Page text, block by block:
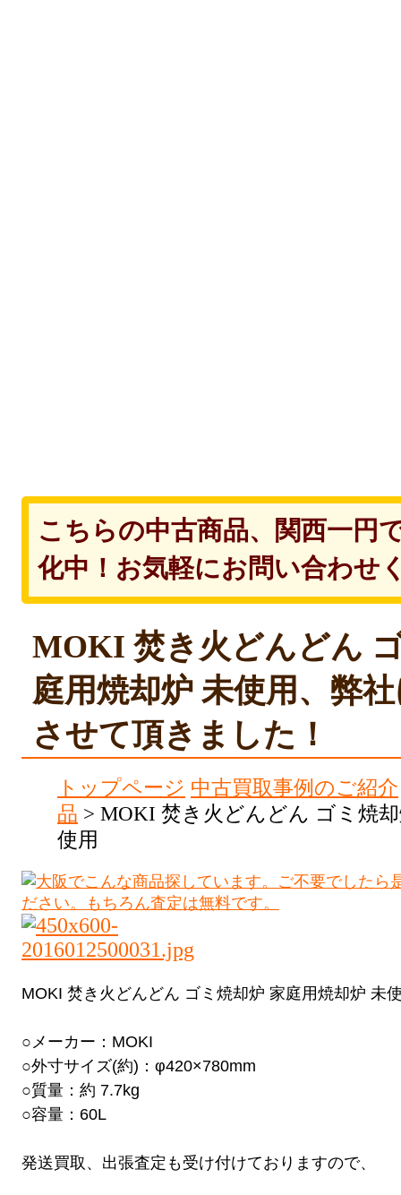
こちらの中古商品、関西一円
化中！お気軽にお問い合わせ
MOKI 焚き火どんどん
庭用焼却炉 未使用、弊
させて頂きました！
トップページ 中古買取事例のご紹介
品 > MOKI 焚き火どんどん ゴミ焼
使用
MOKI 焚き火どんどん ゴミ焼却炉 家庭用焼却炉 未
○メーカー：MOKI
○外寸サイズ(約)：φ420×780mm
○質量：約 7.7kg
○容量：60L
発送買取、出張査定も受け付けておりますので、